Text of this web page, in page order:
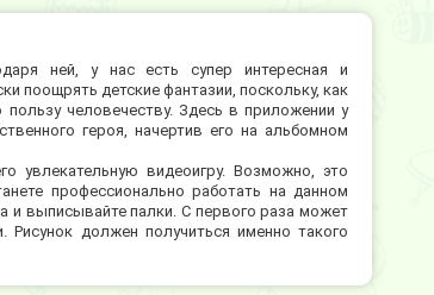
ней, у нас есть супер интересная и
поощрять детские фантазии, поскольку, как
человечеству. Здесь в приложении у
героя, начертив его на альбомном
увлекательную видеоигру. Возможно, это
профессионально работать на данном
выписывайте палки. С первого раза может
Рисунок должен получиться именно такого